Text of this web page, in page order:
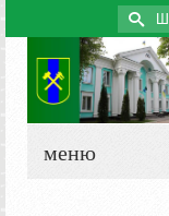
Search
for:
меню